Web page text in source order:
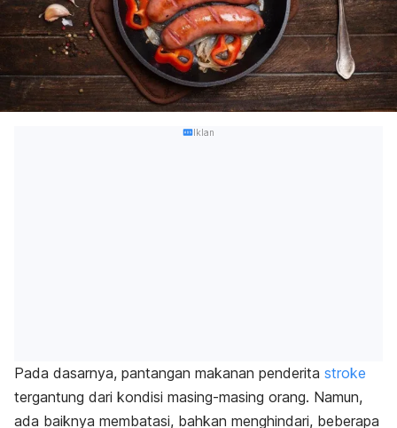
Iklan
Pada dasarnya, pantangan makanan penderita stroke
tergantung dari kondisi masing-masing orang. Namun,
ada baiknya membatasi, bahkan menghindari, beberapa